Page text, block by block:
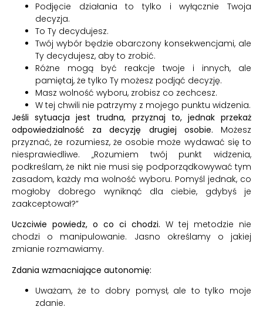
Podjęcie działania to tylko i wyłącznie Twoja
decyzja.
To Ty decydujesz.
Twój wybór będzie obarczony konsekwencjami, ale
Ty decydujesz, aby to zrobić.
Różne mogą być reakcje twoje i innych, ale
pamiętaj, że tylko Ty możesz podjąć decyzję.
Masz wolność wyboru, zrobisz co zechcesz.
W tej chwili nie patrzymy z mojego punktu widzenia.
Jeśli sytuacja jest trudna, przyznaj to, jednak przekaż
odpowiedzialność za decyzję drugiej osobie. Możesz
przyznać, że rozumiesz, że osobie może wydawać się to
niesprawiedliwe. „Rozumiem twój punkt widzenia,
podkreślam, że nikt nie musi się podporządkowywać tym
zasadom, każdy ma wolność wyboru. Pomyśl jednak, co
mogłoby dobrego wyniknąć dla ciebie, gdybyś je
zaakceptował?”
Uczciwie powiedz, o co ci chodzi. W tej metodzie nie
chodzi o manipulowanie. Jasno określamy o jakiej
zmianie rozmawiamy.
Zdania wzmacniające autonomię:
Uważam, że to dobry pomysł, ale to tylko moje
zdanie.